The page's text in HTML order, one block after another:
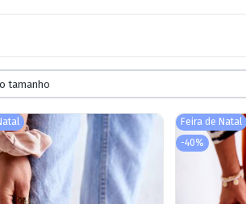
tamanho
Feira de Natal
-40%